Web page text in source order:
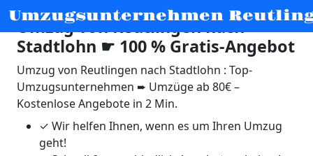
Umzugsunternehmen
Umzug von Reutlingen nach
Stadtlohn ☛ 100 % Gratis-Angebot
Umzug von Reutlingen nach Stadtlohn : Top-
Umzugsunternehmen ➨ Umzüge ab 80€ –
Kostenlose Angebote in 2 Min.
✓ Wir helfen Ihnen, wenn es um Ihren Umzug
geht!